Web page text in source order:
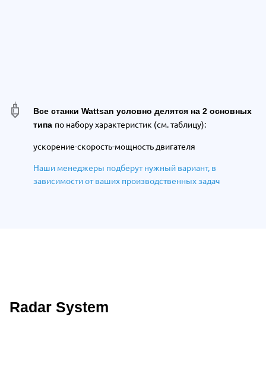
Все станки Wattsan условно делятся на 2 основных
типа по набору характеристик (см. таблицу):
ускорение-cкорость-мощность двигателя
Наши менеджеры подберут нужный вариант, в
зависимости от ваших производственных задач
Описание преимуществ Wattsan
Radar System